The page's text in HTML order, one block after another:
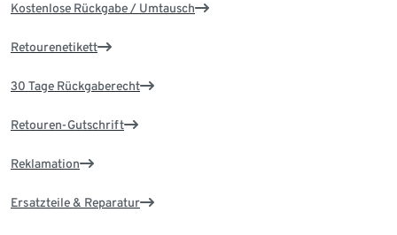
Kostenlose Rückgabe / Umtausch
Retourenetikett
30 Tage Rückgaberecht
Retouren-Gutschrift
Reklamation
Ersatzteile & Reparatur